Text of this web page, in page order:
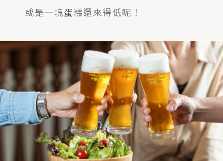
或是一塊蛋糕還來得低呢！